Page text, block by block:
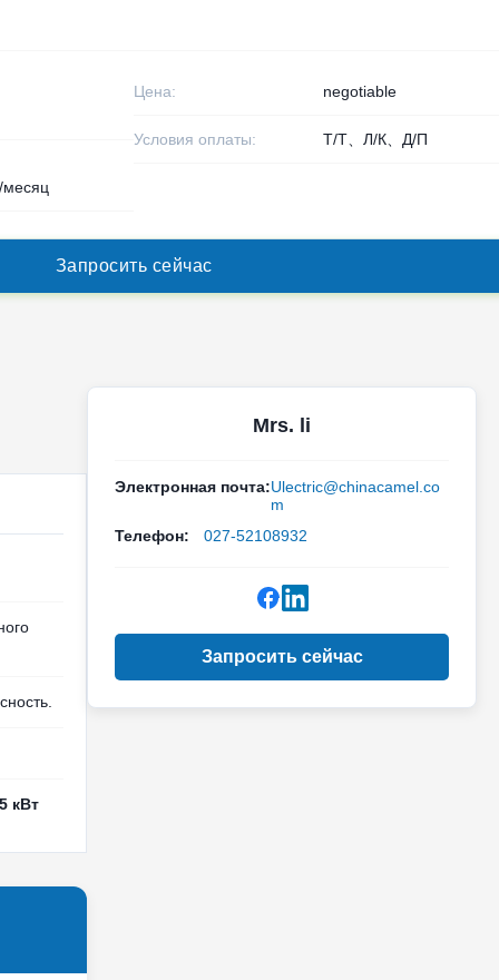
Цена: negotiable
Условия оплаты: Т/Т、Л/К、Д/П
Запросить сейчас
кВт
Mrs. li
Электронная почта:Ulectric@chinacamel.co
m
Телефон:
027-52108932
Запросить сейчас